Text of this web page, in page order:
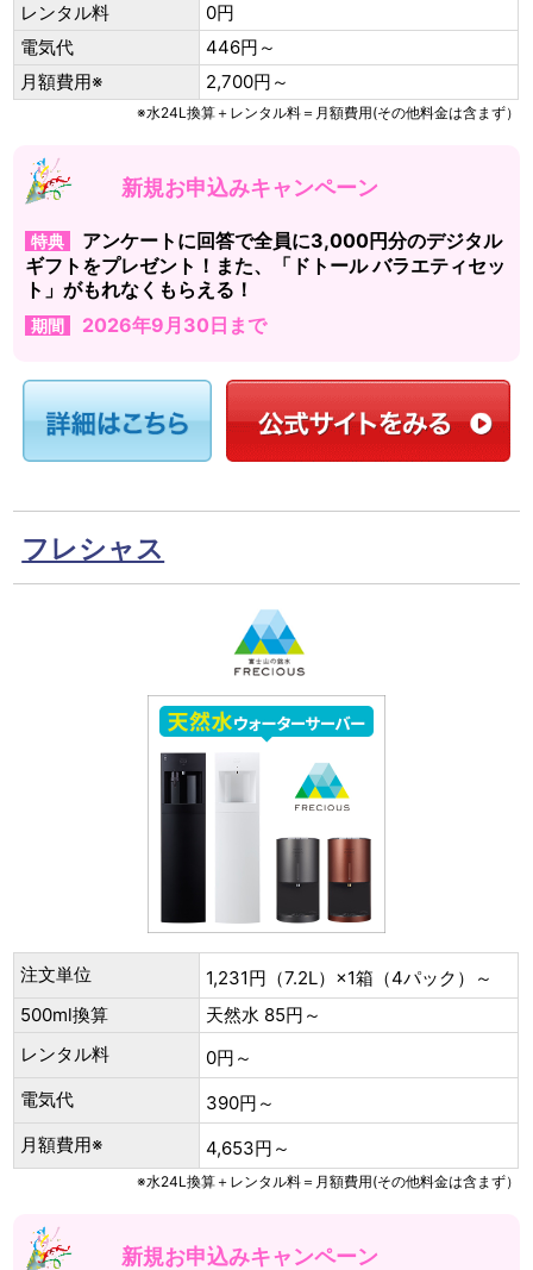
レンタル料
0円
電気代
446円～
月額費用※
2,700円～
※水24L換算＋レンタル料＝月額費用(その他料金は含まず）
新規お申込みキャンペーン
特典
アンケートに回答で全員に3,000円分のデジタル
ギフトをプレゼント！また、「ドトール バラエティセッ
ト」がもれなくもらえる！
期間 2026年9月30日まで
フレシャス
注文単位
1,231円（7.2L）×1箱（4パック）～
500ml換算
天然水 85円～
レンタル料
0円～
電気代
390円～
月額費用※
4,653円～
※水24L換算＋レンタル料＝月額費用(その他料金は含まず）
新規お申込みキャンペーン